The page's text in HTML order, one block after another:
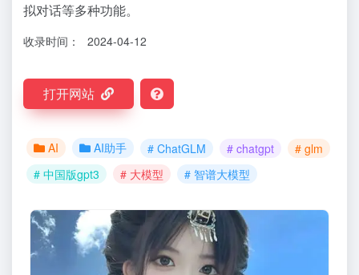
拟对话等多种功能。
收录时间： 2024-04-12
打开网站
AI AI助手 # ChatGLM # chatgpt
# glm
# 中国版gpt3
# 大模型 # 智谱大模型